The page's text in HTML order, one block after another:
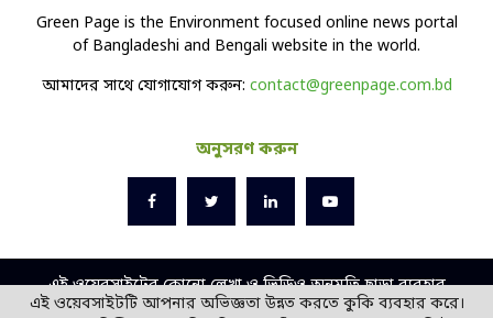
Green Page is the Environment focused online news portal
of Bangladeshi and Bengali website in the world.
আমাদের সাথে যোগাযোগ করুন: contact@greenpage.com.bd
অনুসরণ করুন
এই ওয়েবসাইটের কোনো লেখা ও ভিডিও অনুমতি ছাড়া ব্যবহার
বেআইনি।
এই ওয়েবসাইটটি আপনার অভিজ্ঞতা উন্নত করতে কুকি ব্যবহার করে।